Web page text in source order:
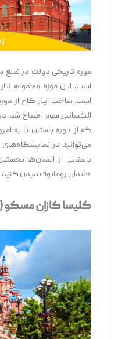
موزه تاریخی دولت در ضلع
است. این موزه مجموعه
است. ساخت این کاخ از
که از دوره باستان تا به
می‌توانید در نمایشگاه‌های
باستانی از انسان‌ها
خاندان رومانوف دیدن کنید.
کلیسا کازان مسکو (kazan cathedral)